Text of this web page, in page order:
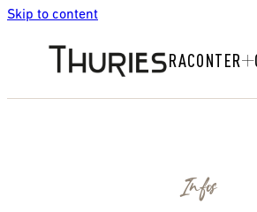
Skip to content
RACONTER
Infos